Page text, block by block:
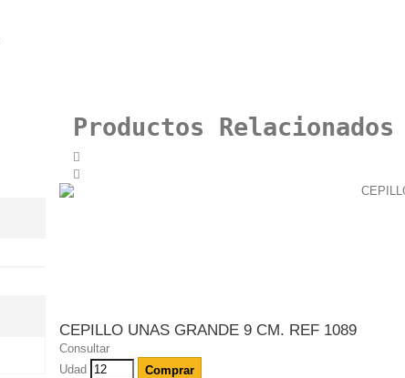
Productos Relacionados
CEPILLO UNAS GRANDE 9 CM. REF 1089
Consultar
Udad
Comprar